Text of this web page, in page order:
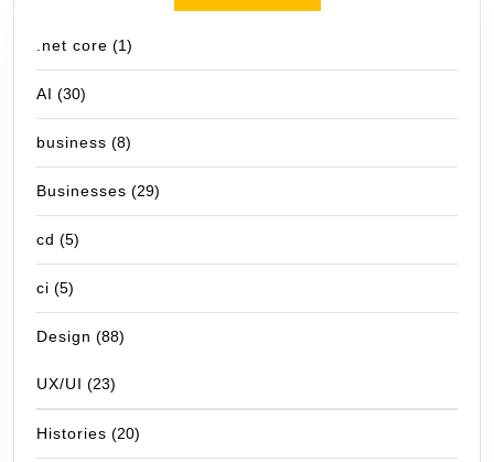
.net core (1)
AI (30)
business (8)
Businesses (29)
cd (5)
ci (5)
Design (88)
UX/UI (23)
Histories (20)